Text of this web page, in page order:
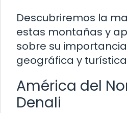
Descubriremos la
estas montañas y
sobre su
geográfica y
América del
Denali